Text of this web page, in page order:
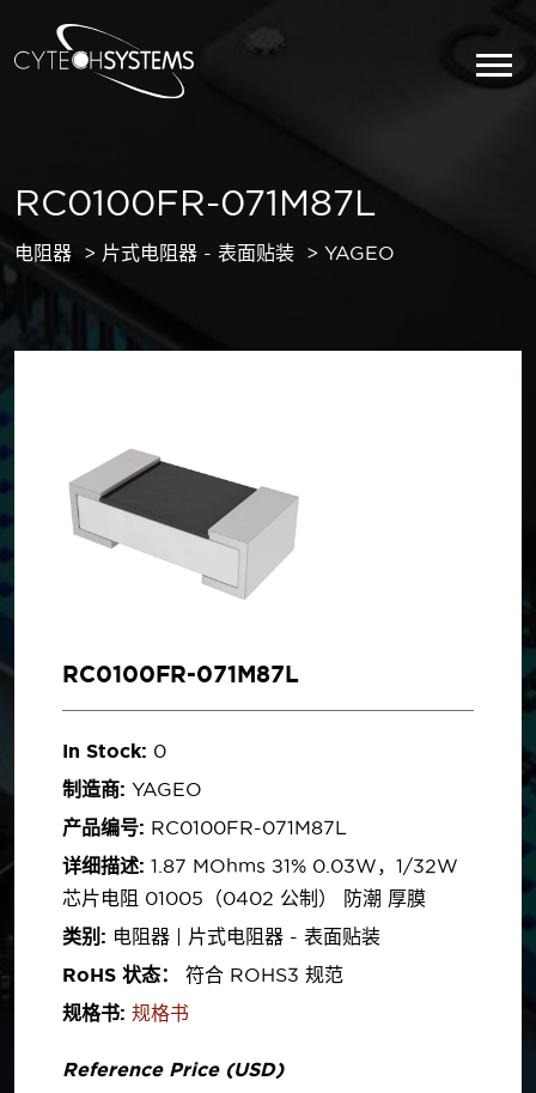
RC0100FR-071M87L
电阻器 片式电阻器 - 表面贴装 YAGEO
RC0100FR-071M87L
In Stock: 0
制造商: YAGEO
产品编号: RC0100FR-071M87L
详细描述: 1.87 MOhms ±1% 0.03W，1/32W
芯片电阻 01005（0402 公制） 防潮 厚膜
类别: 电阻器 | 片式电阻器 - 表面贴装
RoHS 状态：
符合 ROHS3 规范
规格书: 规格书
Reference Price (USD)